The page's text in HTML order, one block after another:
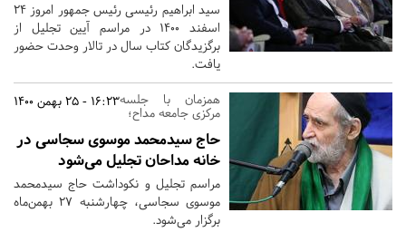
سید ابراهیم رئیسی رئیس جمهور امروز ۲۴
اسفند ۱۴۰۰ در مراسم آیین تجلیل از
برگزیدگان کتاب سال در تالار وحدت حضور
یافت.
16:23 - 25 بهمن 1400همزمان با جلسه
مرکزی جامعه مداح؛
حاج سیدمحمد موسوی سجاسی در
خانه مداحان تجلیل می‌شود
مراسم تجلیل و نکوداشت حاج سیدمحمد
موسوی سجاسی، چهارشنبه 27 بهمن‌ماه
برگزار می‌شود.